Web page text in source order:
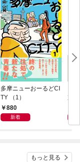
多摩ニューおーるどCI
TY （1）
880
新着
京
もっと見る